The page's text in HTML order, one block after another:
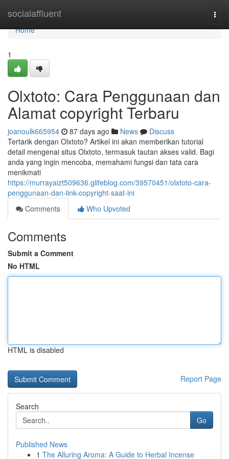
socialaffluent
Home
Home
1
Olxtoto: Cara Penggunaan dan
Alamat copyright Terbaru
joanoulk665954 87 days ago News
Discuss
Tertarik dengan Olxtoto? Artikel ini akan memberikan tutorial
detail mengenai situs Olxtoto, termasuk tautan akses valid. Bagi
anda yang ingin mencoba, memahami fungsi dan tata cara
menikmati
https://murrayaizt509636.glifeblog.com/39570451/olxtoto-cara-
penggunaan-dan-link-copyright-saat-ini
Comments
Who Upvoted
Comments
Submit a Comment
No HTML
HTML is disabled
Report Page
Search
Go
Published News
1 The Alluring Aroma: A Guide to Herbal Incense